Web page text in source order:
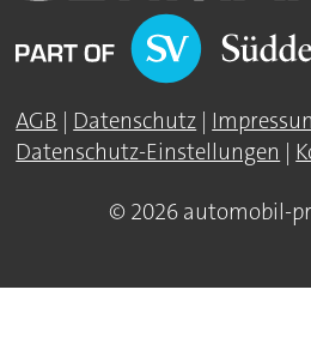
AGB | Datenschutz |
Datenschutz-Einstellungen |
© 2026 automobil-